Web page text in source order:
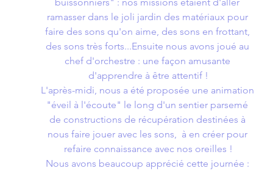
ramasser dans le joli jardin des matériaux pour
faire des sons qu'on aime, des sons en frottant,
des sons très forts...Ensuite nous avons joué au
chef d'orchestre : une façon amusante
d'apprendre à être attentif !
L'après-midi, nous a été proposée une animation
"éveil à l'écoute" le long d'un sentier parsemé
de constructions de récupération destinées à
nous faire jouer avec les sons,  à en créer pour
refaire connaissance avec nos oreilles !
Nous avons beaucoup apprécié cette journée :